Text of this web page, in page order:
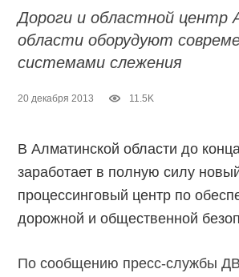
Дороги и областной центр
области оборудуют
системами слежения
20 декабря 2013 11.5K
В Алматинской области до
заработает в полную силу
процессинговый центр по
дорожной и общественной
По сообщению пресс-службы